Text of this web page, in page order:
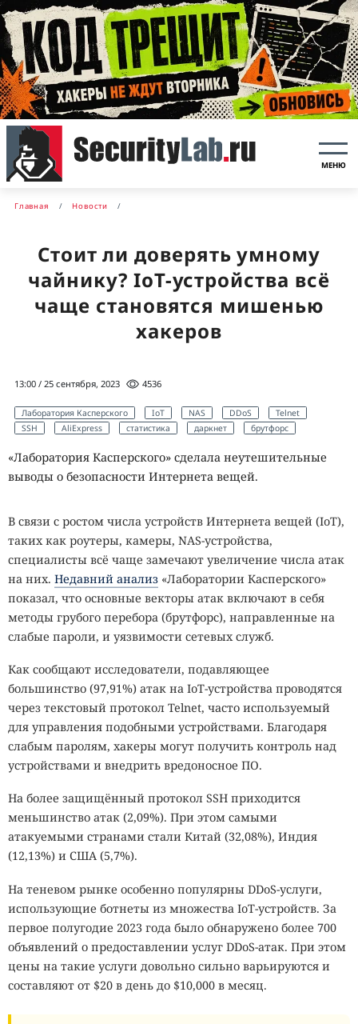
МЕНЮ
Главная Новости
Стоит ли доверять умному
чайнику? IoT-устройства всё
чаще становятся мишенью
хакеров
13:00 / 25 сентября, 2023 4536
Лаборатория Касперского IoT NAS DDoS
Telnet
SSH
AliExpress статистика даркнет брутфорс
«Лаборатория Касперского» сделала неутешительные
выводы о безопасности Интернета вещей.
В связи с ростом числа устройств Интернета вещей (IoT),
таких как роутеры, камеры, NAS-устройства,
специалисты всё чаще замечают увеличение числа атак
на них. Недавний анализ «Лаборатории Касперского»
показал, что основные векторы атак включают в себя
методы грубого перебора (брутфорс), направленные на
слабые пароли, и уязвимости сетевых служб.
Как сообщают исследователи, подавляющее
большинство (97,91%) атак на IoT-устройства проводятся
через текстовый протокол Telnet, часто используемый
для управления подобными устройствами. Благодаря
слабым паролям, хакеры могут получить контроль над
устройствами и внедрить вредоносное ПО.
На более защищённый протокол SSH приходится
меньшинство атак (2,09%). При этом самыми
атакуемыми странами стали Китай (32,08%), Индия
(12,13%) и США (5,7%).
На теневом рынке особенно популярны DDoS-услуги,
использующие ботнеты из множества IoT-устройств. За
первое полугодие 2023 года было обнаружено более 700
объявлений о предоставлении услуг DDoS-атак. При этом
цены на такие услуги довольно сильно варьируются и
составляют от $20 в день до $10,000 в месяц.